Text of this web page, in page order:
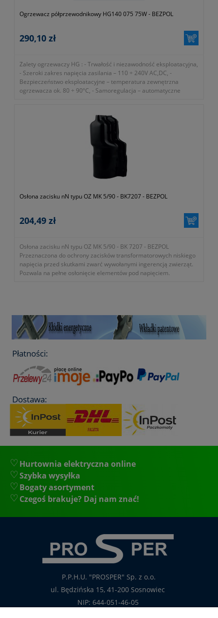
Ogrzewacz półprzewodnikowy HG140 075 75W - BEZPOL
290,10 zł
Zalety ogrzewaczy HG : - Trwałość i niezawodność eksploatacyjna,
- Szeroki zakres napięcia zasilania – 110 ÷ 240V AC,DC, -
Bezpieczeństwo eksploatacyjne – temperatura zewnętrzna
ogrzewacza ok. 80 ÷ 90ºC, - Samoregulacja – automatyczne
- numer katalogowy 1116-440-005-005
- okres gwarancji 12 miesięcy (lub dłużej zgodnie z wytycznymi
Osłona zacisku nN typu OZ MK 5/90 - BK7207 - BEZPOL
204,49 zł
Osłona zacisku nN typu OZ MK 5/90 - BK 7207 - BEZPOL
Przeznaczona do ochrony zacisków transformatorowych niskiego
napięcia przed skutkami zwarć wywołanymi ingerencją zwierząt.
Pozwala na pełne osłonięcie elementów pod napięciem.
- gwint przepustu M30x2
- nr katalogowy producenta BK7207
- KTM 1362-112-500-090
producenta)
Płatności:
Dostawa:
Hurtownia elektryczna online
Szybka wysyłka
Bogaty asortyment
Czegoś brakuje? Daj nam znać!
P.P.H.U. "PROSPER" Sp. z o.o.
ul. Będzińska 15, 41-200 Sosnowiec
NIP: 644-051-46-05